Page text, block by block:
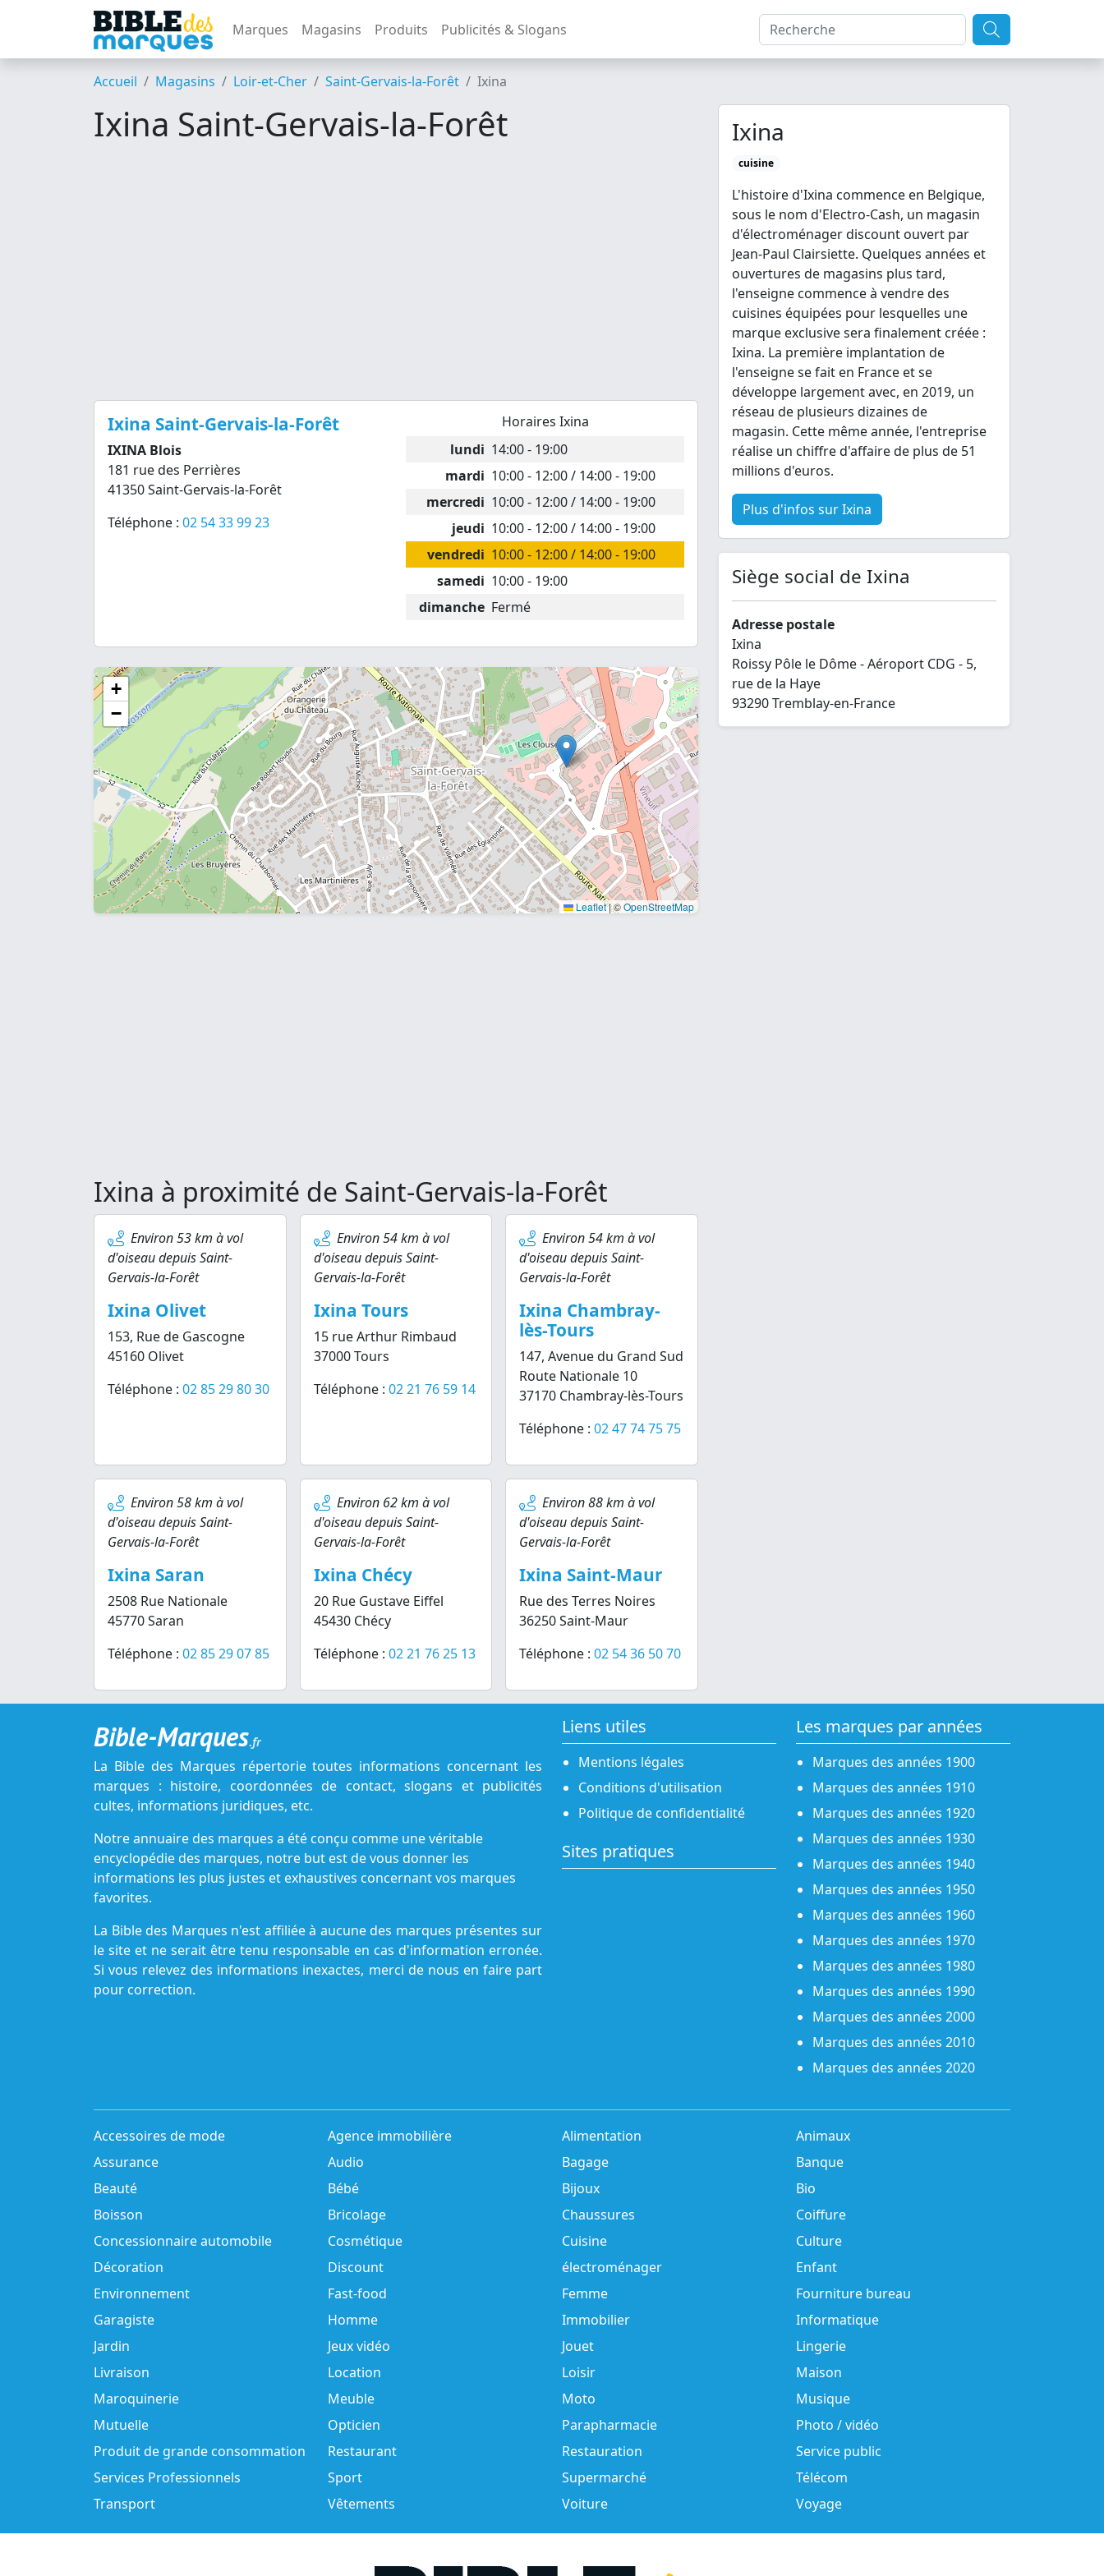
Marques Magasins Produits Publicités & Slogans
Accueil Magasins Loir-et-Cher Saint-Gervais-la-Forêt Ixina
Ixina Saint-Gervais-la-Forêt
Ixina Saint-Gervais-la-Forêt
IXINA Blois
181 rue des Perrières
41350 Saint-Gervais-la-Forêt
Téléphone : 02 54 33 99 23
Horaires Ixina
lundi 14:00 - 19:00
mardi 10:00 - 12:00 / 14:00 - 19:00
mercredi 10:00 - 12:00 / 14:00 - 19:00
jeudi 10:00 - 12:00 / 14:00 - 19:00
vendredi 10:00 - 12:00 / 14:00 - 19:00
samedi 10:00 - 19:00
dimanche Fermé
+
−
Leaflet|©OpenStreetMap
Ixina à proximité de Saint-Gervais-la-Forêt
Environ 53 km à vol
d'oiseau depuis Saint-
Gervais-la-Forêt
Ixina Olivet
153, Rue de Gascogne
45160 Olivet
Téléphone : 02 85 29 80 30
Environ 54 km à vol
d'oiseau depuis Saint-
Gervais-la-Forêt
Ixina Tours
15 rue Arthur Rimbaud
37000 Tours
Téléphone : 02 21 76 59 14
Environ 54 km à vol
d'oiseau depuis Saint-
Gervais-la-Forêt
Ixina Chambray-
lès-Tours
147, Avenue du Grand Sud
Route Nationale 10
37170 Chambray-lès-Tours
Téléphone :02 47 74 75 75
Environ 58 km à vol
d'oiseau depuis Saint-
Gervais-la-Forêt
Ixina Saran
2508 Rue Nationale
45770 Saran
Téléphone : 02 85 29 07 85
Environ 62 km à vol
d'oiseau depuis Saint-
Gervais-la-Forêt
Ixina Chécy
20 Rue Gustave Eiffel
45430 Chécy
Téléphone : 02 21 76 25 13
Environ 88 km à vol
d'oiseau depuis Saint-
Gervais-la-Forêt
Ixina Saint-Maur
Rue des Terres Noires
36250 Saint-Maur
Téléphone :02 54 36 50 70
Ixina
cuisine
L'histoire d'Ixina commence en Belgique,
sous le nom d'Electro-Cash, un magasin
d'électroménager discount ouvert par
Jean-Paul Clairsiette. Quelques années et
ouvertures de magasins plus tard,
l'enseigne commence à vendre des
cuisines équipées pour lesquelles une
marque exclusive sera finalement créée :
Ixina. La première implantation de
l'enseigne se fait en France et se
développe largement avec, en 2019, un
réseau de plusieurs dizaines de
magasin. Cette même année, l'entreprise
réalise un chiffre d'affaire de plus de 51
millions d'euros.
Plus d'infos sur Ixina
Siège social de Ixina
Adresse postale
Ixina
Roissy Pôle le Dôme - Aéroport CDG - 5,
rue de la Haye
93290 Tremblay-en-France
Bible-Marques.fr
La Bible des Marques répertorie toutes informations concernant les
marques : histoire, coordonnées de contact, slogans et publicités
cultes, informations juridiques, etc.
Notre annuaire des marques a été conçu comme une véritable
encyclopédie des marques, notre but est de vous donner les
informations les plus justes et exhaustives concernant vos marques
favorites.
La Bible des Marques n'est affiliée à aucune des marques présentes sur
le site et ne serait être tenu responsable en cas d'information erronée.
Si vous relevez des informations inexactes, merci de nous en faire part
pour correction.
Liens utiles
Mentions légales
Conditions d'utilisation
Politique de confidentialité
Sites pratiques
Les marques par années
Marques des années 1900
Marques des années 1910
Marques des années 1920
Marques des années 1930
Marques des années 1940
Marques des années 1950
Marques des années 1960
Marques des années 1970
Marques des années 1980
Marques des années 1990
Marques des années 2000
Marques des années 2010
Marques des années 2020
Accessoires de mode Agence immobilière Alimentation
Animaux
Assurance
Audio Bagage
Banque
Beauté
Bébé Bijoux
Bio
Boisson
Bricolage Chaussures
Coiffure
Concessionnaire automobile
Cosmétique Cuisine
Culture
Décoration
Discount électroménager
Enfant
Environnement
Fast-food Femme
Fourniture bureau
Garagiste
Homme Immobilier
Informatique
Jardin
Jeux vidéo Jouet
Lingerie
Livraison
Location Loisir
Maison
Maroquinerie
Meuble Moto
Musique
Mutuelle
Opticien Parapharmacie
Photo / vidéo
Produit de grande consommation
Restaurant Restauration
Service public
Services Professionnels
Sport Supermarché
Télécom
Transport
Vêtements Voiture Voyage